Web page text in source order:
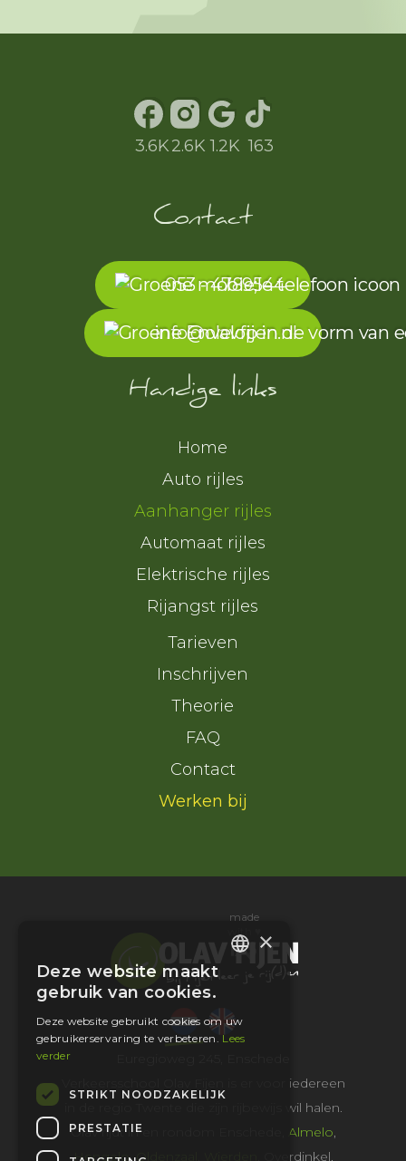
3.6K2.6K 1.2K 163
Contact
053 - 4789544
info@olavfijen.nl
Handige links
Home
Auto rijles
Aanhanger rijles
Automaat rijles
Elektrische rijles
Rijangst rijles
Tarieven
Inschrijven
Theorie
FAQ
Contact
Werken bij
made
Verkeersschool Olav Fijen is er voor iedereen
in de regio Twente die zijn rijbewijs wil halen.
Olav rijdt in en rondom Enschede,
Almelo,
Hengelo,Oldenzaal , Overdinkel,
×
Deze website maakt
gebruik van cookies.
Deze website gebruikt cookies om uw
gebruikerservaring te verbeteren. Lees
verder
STRIKT NOODZAKELIJK
PRESTATIE